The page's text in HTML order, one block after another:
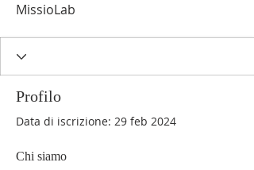
MissioLab
Profilo
Data di iscrizione: 29 feb 2024
Chi siamo